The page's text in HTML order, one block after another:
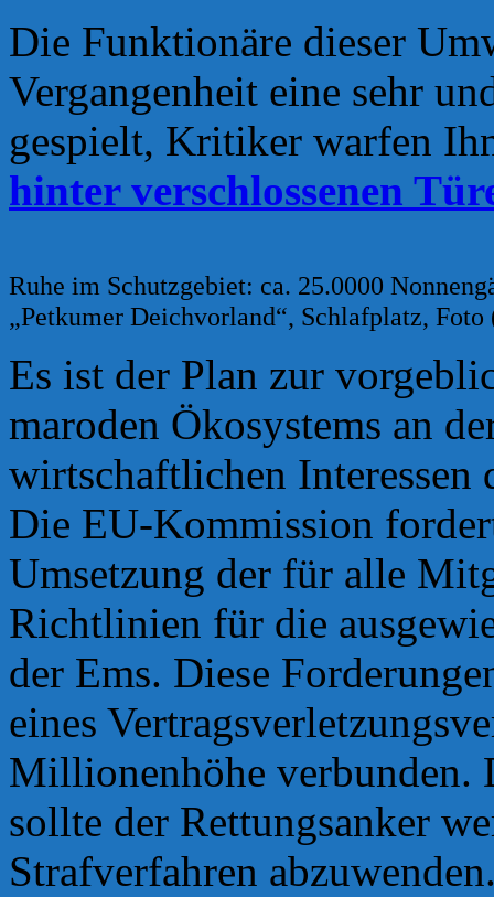
Die Funktionäre dieser
Vergangenheit eine sehr
gespielt, Kritiker warfen
hinter verschlossenen
Ruhe im Schutzgebiet: ca. 25.0000
„Petkumer Deichvorland“, Schlafplatz,
Es ist der Plan zur
maroden Ökosystems an
wirtschaftlichen
Die EU-Kommission
Umsetzung der für alle
Richtlinien für die
der Ems. Diese
eines
Millionenhöhe verbunden.
sollte der Rettungsanker
Strafverfahren